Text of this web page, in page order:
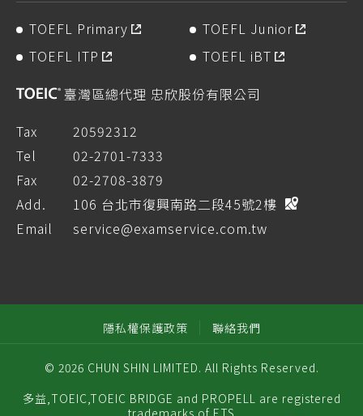
TOEFL Primary
TOEFL Junior
TOEFL ITP
TOEFL iBT
臺灣區總代理 忠欣股份有限公司
Tax
20592312
Tel
02-2701-7333
Fax
02-2708-3879
Add.
106 台北市復興南路二段45號2樓
Email
service@examservice.com.tw
隱私權保護政策 聯絡我們
© 2026 CHUN SHIN LIMITED. All Rights Reserved.
多益,TOEIC,TOEIC BRIDGE and PROPELL are registered
trademarks of ETS